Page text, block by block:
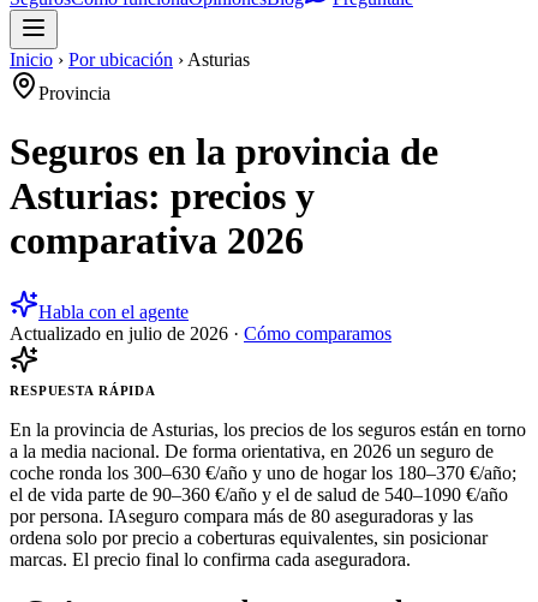
Inicio › Por ubicación › Asturias
Provincia
Seguros en la provincia de
Asturias: precios y
comparativa 2026
Habla con el agente
Actualizado en julio de 2026 · Cómo comparamos
RESPUESTA RÁPIDA
En la provincia de Asturias, los precios de los seguros están en torno
a la media nacional. De forma orientativa, en 2026 un seguro de
coche ronda los 300–630 €/año y uno de hogar los 180–370 €/año;
el de vida parte de 90–360 €/año y el de salud de 540–1090 €/año
por persona. IAseguro compara más de 80 aseguradoras y las
ordena solo por precio a coberturas equivalentes, sin posicionar
marcas. El precio final lo confirma cada aseguradora.